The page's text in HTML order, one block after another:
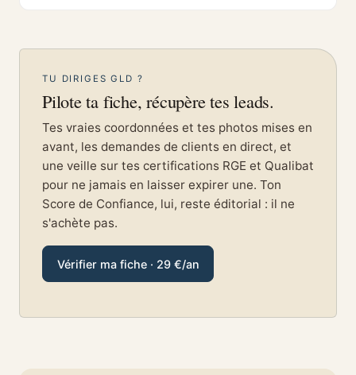
TU DIRIGES GLD ?
Pilote ta fiche, récupère tes leads.
Tes vraies coordonnées et tes photos mises en
avant, les demandes de clients en direct, et
une veille sur tes certifications RGE et Qualibat
pour ne jamais en laisser expirer une. Ton
Score de Confiance, lui, reste éditorial : il ne
s'achète pas.
Vérifier ma fiche · 29 €/an